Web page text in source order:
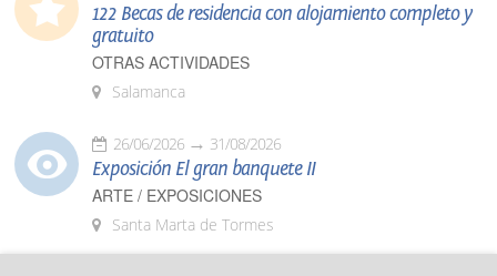
122 Becas de residencia con alojamiento completo y
gratuito
OTRAS ACTIVIDADES
Salamanca
26/06/2026 31/08/2026
Exposición El gran banquete II
ARTE / EXPOSICIONES
Santa Marta de Tormes